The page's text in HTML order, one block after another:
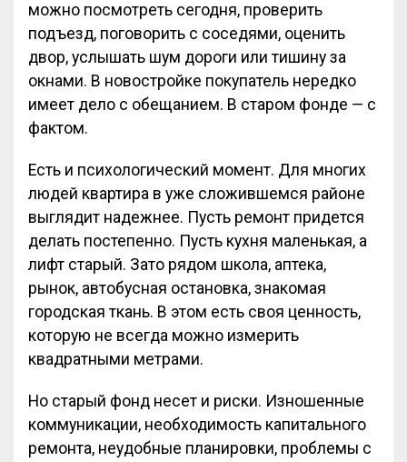
можно посмотреть сегодня, проверить
подъезд, поговорить с соседями, оценить
двор, услышать шум дороги или тишину за
окнами. В новостройке покупатель нередко
имеет дело с обещанием. В старом фонде — с
фактом.
Есть и психологический момент. Для многих
людей квартира в уже сложившемся районе
выглядит надежнее. Пусть ремонт придется
делать постепенно. Пусть кухня маленькая, а
лифт старый. Зато рядом школа, аптека,
рынок, автобусная остановка, знакомая
городская ткань. В этом есть своя ценность,
которую не всегда можно измерить
квадратными метрами.
Но старый фонд несет и риски. Изношенные
коммуникации, необходимость капитального
ремонта, неудобные планировки, проблемы с